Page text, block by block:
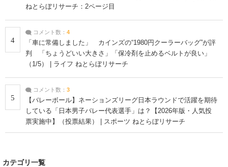
ねとらぼリサーチ：2ページ目
4
コメント数： 4
「車に常備しました」 カインズの“1980円クーラーバッグ”が評
判 「ちょうどいい大きさ」「保冷剤を止めるベルトが良い」
（1/5） | ライフ ねとらぼリサーチ
5
コメント数： 3
【バレーボール】ネーションズリーグ日本ラウンドで活躍を期待
している「日本男子バレー代表選手」は？【2026年版・人気投
票実施中】（投票結果） | スポーツ ねとらぼリサーチ
カテゴリ一覧